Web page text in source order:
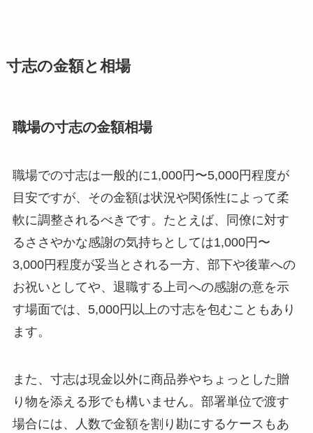
寸志の金額と相場
職場の寸志の金額相場
職場での寸志は一般的に1,000円〜5,000円程度が
目安ですが、その金額は状況や関係性によって柔
軟に調整されるべきです。たとえば、同僚に対す
るささやかな感謝の気持ちとしては1,000円〜
3,000円程度が妥当とされる一方、部下や後輩への
お祝いとしてや、退職する上司への感謝の意を示
す場面では、5,000円以上の寸志を包むこともあり
ます。
また、寸志は現金以外に商品券やちょっとした贈
り物を添える形でも構いません。部署単位で渡す
場合には、人数で金額を割り勘にするケースもあ